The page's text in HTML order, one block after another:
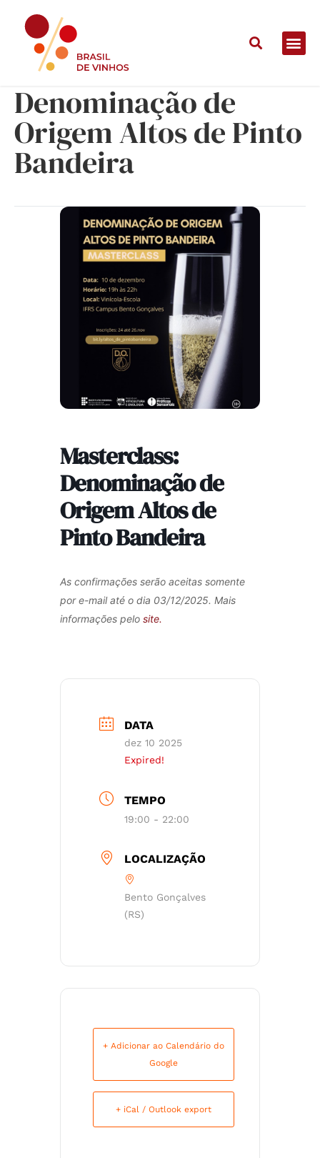
Masterclass:
Denominação de
Origem Altos de Pinto
Bandeira
Masterclass:
Denominação de
Origem Altos de
Pinto Bandeira
As confirmações serão aceitas somente
por e-mail até o dia 03/12/2025. Mais
informações pelo site.
DATA
dez 10 2025
Expired!
TEMPO
19:00 - 22:00
LOCALIZAÇÃO
Bento Gonçalves
(RS)
+ Adicionar ao Calendário do
Google
+ iCal / Outlook export